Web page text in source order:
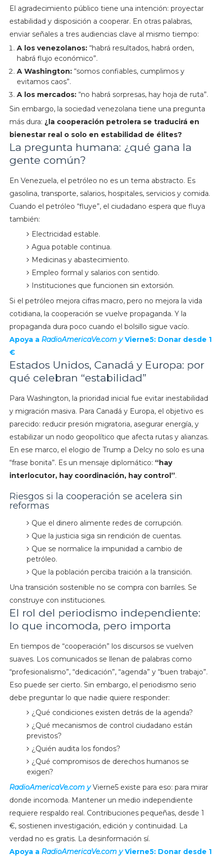
El agradecimiento público tiene una intención: proyectar
estabilidad y disposición a cooperar. En otras palabras,
enviar señales a tres audiencias clave al mismo tiempo:
A los venezolanos:“habrá resultados, habrá orden,
habrá flujo económico”.
A Washington:“somos confiables, cumplimos y
evitamos caos”.
A los mercados:“no habrá sorpresas, hay hoja de ruta”.
Sin embargo, la sociedad venezolana tiene una pregunta
más dura: ¿la cooperación petrolera se traducirá en
bienestar real o solo en estabilidad de élites?
La pregunta humana: ¿qué gana la
gente común?
En Venezuela, el petróleo no es un tema abstracto. Es
gasolina, transporte, salarios, hospitales, servicios y comida.
Cuando el petróleo “fluye”, el ciudadano espera que fluya
también:
Electricidad estable.
Agua potable continua.
Medicinas y abastecimiento.
Empleo formal y salarios con sentido.
Instituciones que funcionen sin extorsión.
Si el petróleo mejora cifras macro, pero no mejora la vida
cotidiana, la cooperación se vuelve propaganda. Y la
propaganda dura poco cuando el bolsillo sigue vacío.
Apoya a RadioAmericaVe.com yVierne5: Donar desde 1
€
Estados Unidos, Canadá y Europa: por
qué celebran “estabilidad”
Para Washington, la prioridad inicial fue evitar inestabilidad
y migración masiva. Para Canadá y Europa, el objetivo es
parecido: reducir presión migratoria, asegurar energía, y
estabilizar un nodo geopolítico que afecta rutas y alianzas.
En ese marco, el elogio de Trump a Delcy no solo es una
“frase bonita”. Es un mensaje diplomático: “hay
interlocutor, hay coordinación, hay control”.
Riesgos si la cooperación se acelera sin
reformas
Que el dinero alimente redes de corrupción.
Que la justicia siga sin rendición de cuentas.
Que se normalice la impunidad a cambio de
petróleo.
Que la población perciba traición a la transición.
Una transición sostenible no se compra con barriles. Se
construye con instituciones.
El rol del periodismo independiente:
lo que incomoda, pero importa
En tiempos de “cooperación” los discursos se vuelven
suaves. Los comunicados se llenan de palabras como
“profesionalismo”, “dedicación”, “agenda” y “buen trabajo”.
Eso puede ser cierto. Sin embargo, el periodismo serio
debe preguntar lo que nadie quiere responder:
¿Qué condiciones existen detrás de la agenda?
¿Qué mecanismos de control ciudadano están
previstos?
¿Quién audita los fondos?
¿Qué compromisos de derechos humanos se
exigen?
RadioAmericaVe.com yVierne5 existe para eso: para mirar
donde incomoda. Mantener un medio independiente
requiere respaldo real. Contribuciones pequeñas, desde 1
€, sostienen investigación, edición y continuidad. La
verdad no es gratis. La desinformación sí.
Apoya a RadioAmericaVe.com yVierne5: Donar desde 1